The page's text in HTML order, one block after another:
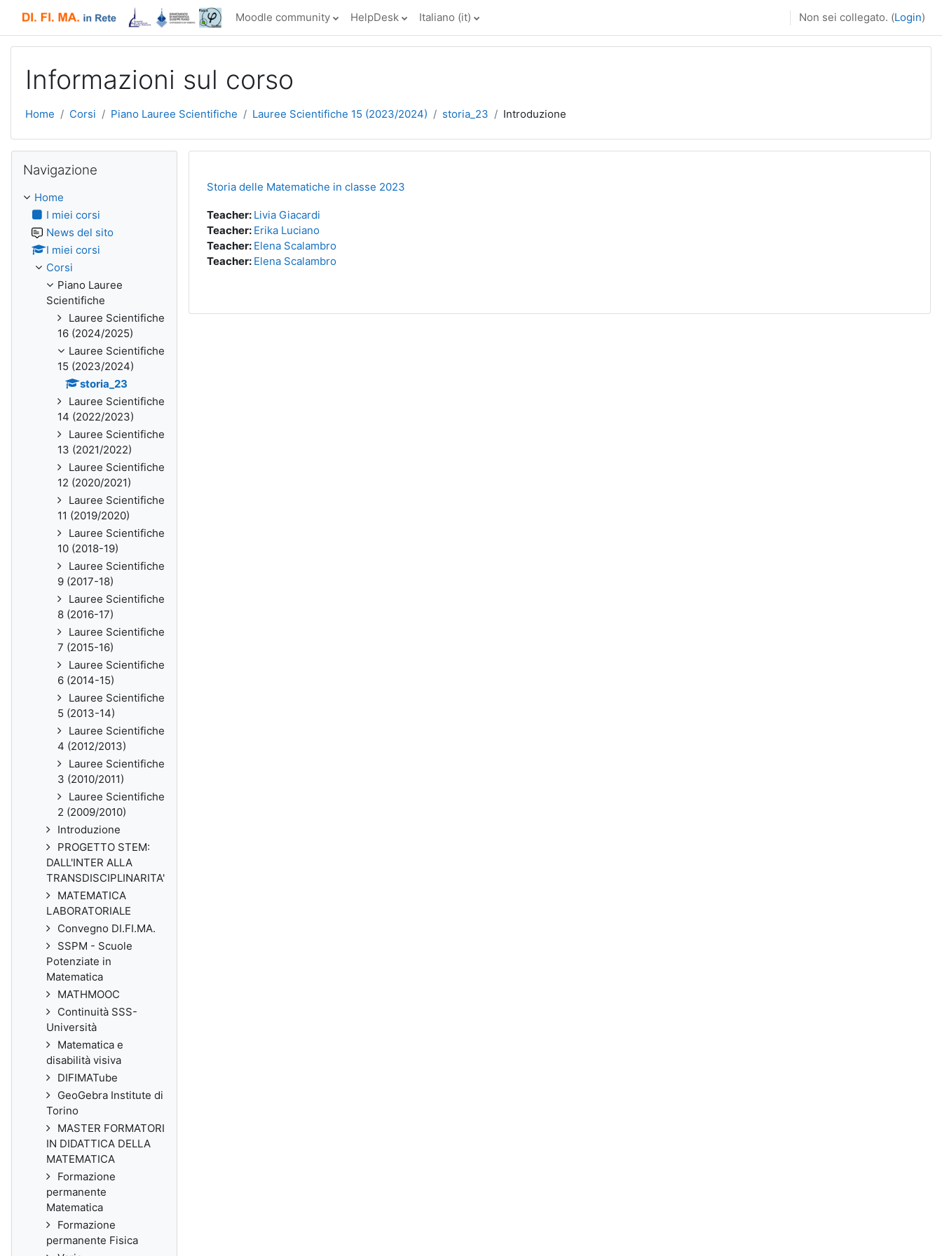
Moodle community HelpDesk Italiano ‎(it)‎ Non sei collegato. (Login)
Informazioni sul corso
Home Corsi Piano Lauree Scientifiche Lauree Scientifiche 15 (2023/2024) storia_23 Introduzione
Storia delle Matematiche in classe 2023
Teacher: Livia Giacardi
Teacher: Erika Luciano
Teacher: Elena Scalambro
Teacher: Elena Scalambro
Navigazione
Home
I miei corsi
News del sito
I miei corsi
Corsi
Piano Lauree
Scientifiche
Lauree Scientifiche
16 (2024/2025)
Lauree Scientifiche
15 (2023/2024)
storia_23
Lauree Scientifiche
14 (2022/2023)
Lauree Scientifiche
13 (2021/2022)
Lauree Scientifiche
12 (2020/2021)
Lauree Scientifiche
11 (2019/2020)
Lauree Scientifiche
10 (2018-19)
Lauree Scientifiche
9 (2017-18)
Lauree Scientifiche
8 (2016-17)
Lauree Scientifiche
7 (2015-16)
Lauree Scientifiche
6 (2014-15)
Lauree Scientifiche
5 (2013-14)
Lauree Scientifiche
4 (2012/2013)
Lauree Scientifiche
3 (2010/2011)
Lauree Scientifiche
2 (2009/2010)
Introduzione
PROGETTO STEM:
DALL'INTER ALLA
TRANSDISCIPLINARITA'
MATEMATICA
LABORATORIALE
Convegno DI.FI.MA.
SSPM - Scuole
Potenziate in
Matematica
MATHMOOC
Continuità SSS-
Università
Matematica e
disabilità visiva
DIFIMATube
GeoGebra Institute di
Torino
MASTER FORMATORI
IN DIDATTICA DELLA
MATEMATICA
Formazione
permanente
Matematica
Formazione
permanente Fisica